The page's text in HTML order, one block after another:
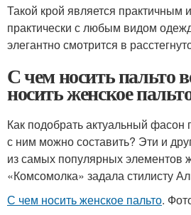
Такой крой является практичным
практически с любым видом
элегантно смотрится в
С чем носить пальто
носить женское
Как подобрать актуальный фасон
с ним можно составить? Эти и
из самых популярных элементов
«Комсомолка» задала стилисту
С чем носить женское пальто.